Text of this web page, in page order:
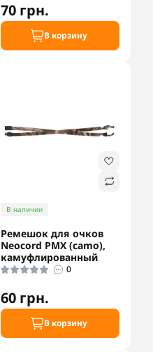
70 грн.
В корзину
В наличии
Ремешок для очков
Neocord PMX (camo),
камуфлированный
0
60 грн.
В корзину